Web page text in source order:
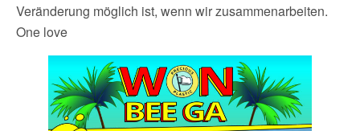
Veränderung möglich ist, wenn wir zusammenarbeiten.
One love